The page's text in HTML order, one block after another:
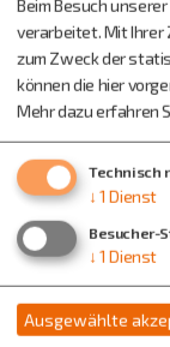
91171 Greding
Stadt
Marktplatz 8
91171 Greding
Beim Besuch
verarbeitet. Mit Ihrer
zum Zweck der
können die hier
Mehr dazu erfahren
Technisch
↓ 1 Dienst
Besucher-
↓ 1 Dienst
Ausgewählte